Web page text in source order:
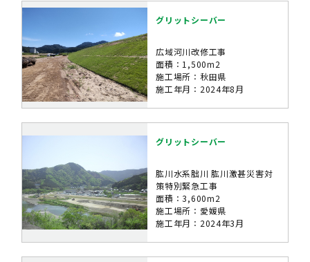
グリットシーバー
広域河川改修工事
面積：1,500m2
施工場所：秋田県
施工年月：2024年8月
グリットシーバー
肱川水系朏川 肱川激甚災害対
策特別緊急工事
面積：3,600m2
施工場所：愛媛県
施工年月：2024年3月